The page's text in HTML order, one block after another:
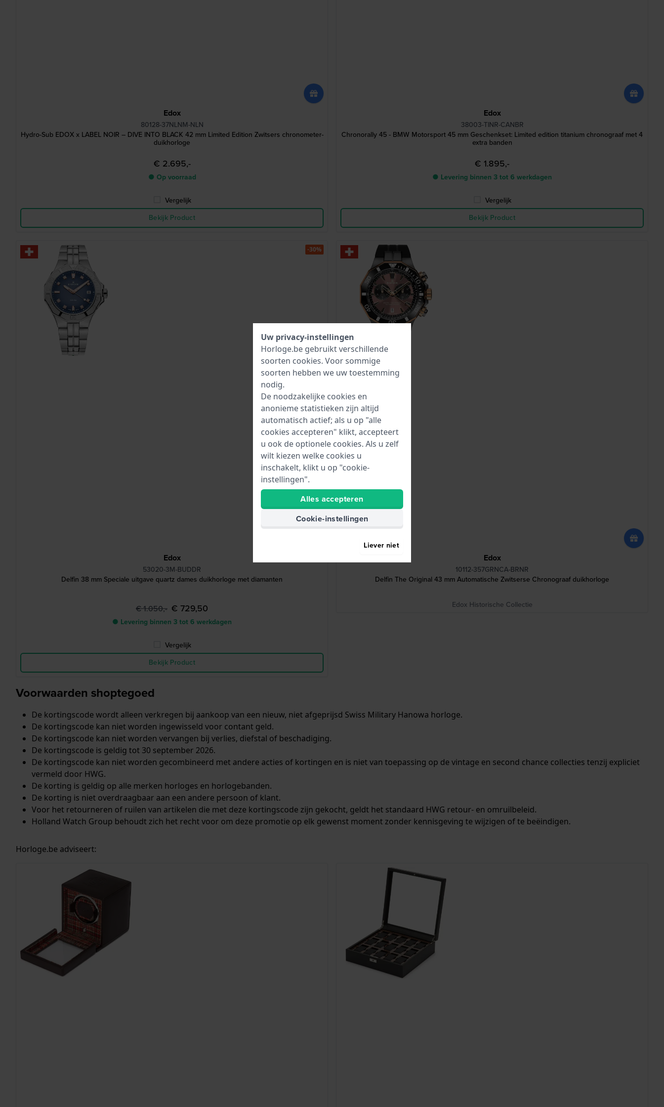
Edox
80128-37NLNM-NLN
Hydro-Sub EDOX x LABEL NOIR – DIVE INTO BLACK 42 mm Limited Edition Zwitsers chronometer-
duikhorloge
€ 2.695,-
● Op voorraad
Vergelijk
Bekijk Product
Edox
38003-TINR-CANBR
Chronorally 45 - BMW Motorsport 45 mm Geschenkset: Limited edition titanium chronograaf met 4
extra banden
€ 1.895,-
● Levering binnen 3 tot 6 werkdagen
Vergelijk
Bekijk Product
Edox
53020-3M-BUDDR
Delfin 38 mm Speciale uitgave quartz dames duikhorloge met diamanten
€ 1.050,- € 729,50
● Levering binnen 3 tot 6 werkdagen
Vergelijk
Bekijk Product
-30%
Edox
10112-357GRNCA-BRNR
Delfin The Original 43 mm Automatische Zwitserse Chronograaf duikhorloge
Edox Historische Collectie
Voorwaarden shoptegoed
De kortingscode wordt alleen verkregen bij aankoop van een nieuw, niet afgeprijsd Swiss Military Hanowa horloge.
De kortingscode kan niet worden ingewisseld voor contant geld.
De kortingscode kan niet worden vervangen bij verlies, diefstal of beschadiging.
De kortingscode is geldig tot 30 september 2026.
De kortingscode kan niet worden gecombineerd met andere acties of kortingen en is niet van toepassing op de vintage en second chance collecties tenzij expliciet
vermeld door HWG.
De korting is geldig op alle merken horloges en horlogebanden.
De korting is niet overdraagbaar aan een andere persoon of klant.
Voor het retourneren of ruilen van artikelen die met deze kortingscode zijn gekocht, geldt het standaard HWG retour- en omruilbeleid.
Holland Watch Group behoudt zich het recht voor om deze promotie op elk gewenst moment zonder kennisgeving te wijzigen of te beëindigen.
Horloge.be adviseert:
Uw privacy-instellingen
Horloge.be gebruikt verschillende
soorten cookies. Voor sommige
soorten hebben we uw toestemming
nodig.
De noodzakelijke cookies en
anonieme statistieken zijn altijd
automatisch actief; als u op "alle
cookies accepteren" klikt, accepteert
u ook de optionele cookies. Als u zelf
wilt kiezen welke cookies u
inschakelt, klikt u op "cookie-
instellingen".
Alles accepteren
Cookie-instellingen
Liever niet